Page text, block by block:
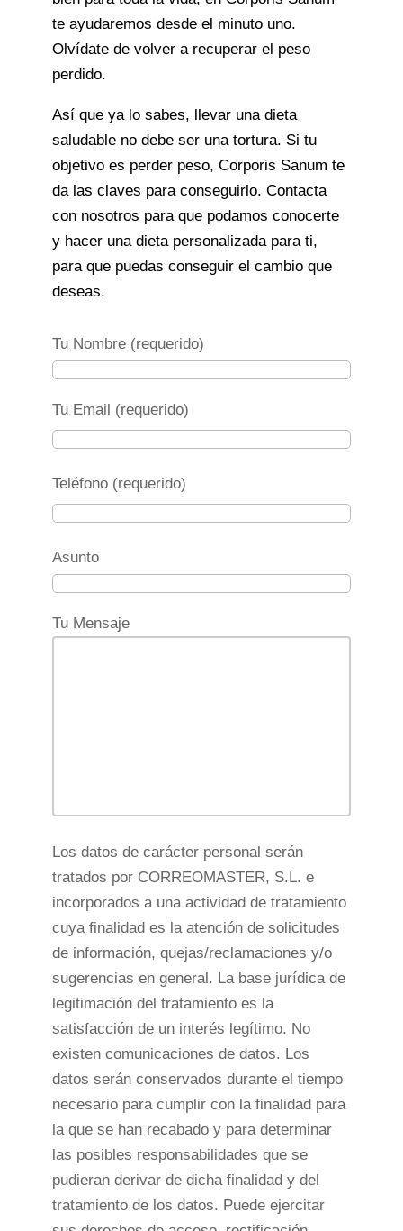
te ayudaremos desde el minuto uno.
Olvídate de volver a recuperar el peso
perdido.
Así que ya lo sabes, llevar una dieta
saludable no debe ser una tortura. Si tu
objetivo es perder peso, Corporis Sanum te
da las claves para conseguirlo. Contacta
con nosotros para que podamos conocerte
y hacer una dieta personalizada para ti,
para que puedas conseguir el cambio que
deseas.
Tu Nombre (requerido)
Tu Email (requerido)
Teléfono (requerido)
Asunto
Tu Mensaje
Los datos de carácter personal serán
tratados por CORREOMASTER, S.L. e
incorporados a una actividad de tratamiento
cuya finalidad es la atención de solicitudes
de información, quejas/reclamaciones y/o
sugerencias en general. La base jurídica de
legitimación del tratamiento es la
satisfacción de un interés legítimo. No
existen comunicaciones de datos. Los
datos serán conservados durante el tiempo
necesario para cumplir con la finalidad para
la que se han recabado y para determinar
las posibles responsabilidades que se
pudieran derivar de dicha finalidad y del
tratamiento de los datos. Puede ejercitar